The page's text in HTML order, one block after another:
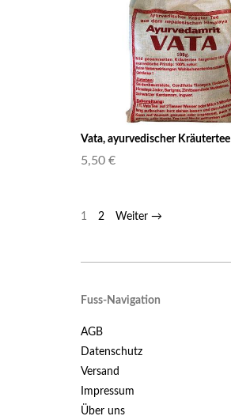
Vata, ayurvedischer Kräutertee
5,50 €
1 2 Weiter →
Fuss-Navigation
AGB
Datenschutz
Versand
Impressum
Über uns